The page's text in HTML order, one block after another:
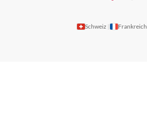
Schweiz Frankreich